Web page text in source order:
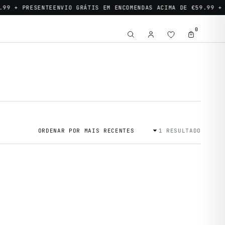
+ PRESENTEENVIO GRÁTIS EM ENCOMENDAS ACIMA DE €59.99 +
0
1 RESULTADO